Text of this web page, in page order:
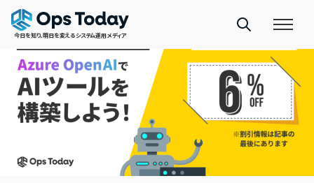
今日を知り、明日を変えるシステム運用メディア